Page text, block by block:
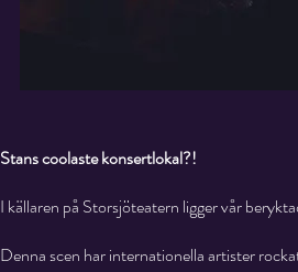
Stans coolaste konsertlokal?!
I källaren på Storsjöteatern ligger vår
Denna scen har internationella artister